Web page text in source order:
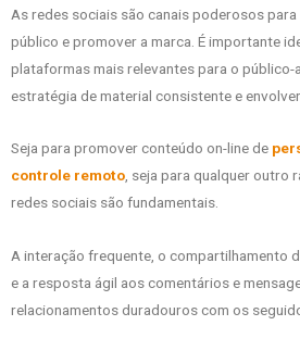
As redes sociais são canais poderosos
público e promover a marca. É importante
plataformas mais relevantes para o público-
estratégia de material consistente e
Seja para promover conteúdo on-line de
controle remoto, seja para qualquer outro
redes sociais são fundamentais.
A interação frequente, o compartilhamento
e a resposta ágil aos comentários e
relacionamentos duradouros com os